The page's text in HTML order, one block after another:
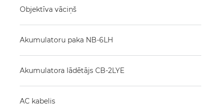
Objektīva vāciņš
Akumulatoru paka NB-6LH
Akumulatora lādētājs CB-2LYE
AC kabelis